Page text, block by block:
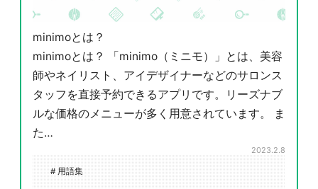
minimoとは？
minimoとは？ 「minimo（ミニモ）」とは、美容
師やネイリスト、アイデザイナーなどのサロンス
タッフを直接予約できるアプリです。リーズナブ
ルな価格のメニューが多く用意されています。 ま
た…
2023.2.8
# 用語集